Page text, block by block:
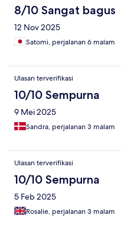
8/10 Sangat bagus
12 Nov 2025
Satomi, perjalanan 6 malam
Ulasan terverifikasi
10/10 Sempurna
9 Mei 2025
Sandra, perjalanan 3 malam
Ulasan terverifikasi
10/10 Sempurna
5 Feb 2025
Rosalie, perjalanan 3 malam